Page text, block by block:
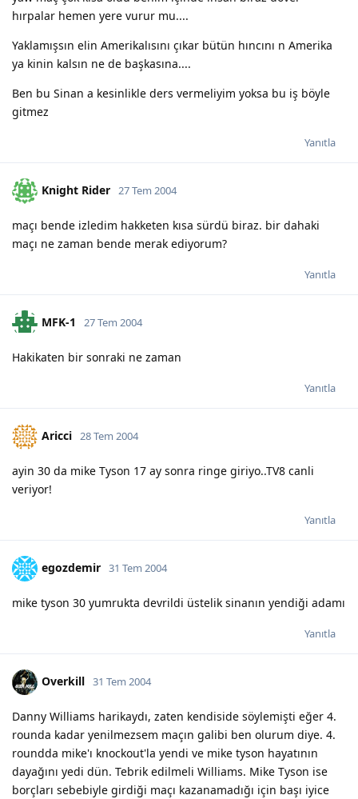
hırpalar hemen yere vurur mu....
Yaklamışsın elin Amerikalısını çıkar bütün hıncını n Amerika
ya kinin kalsın ne de başkasına....
Ben bu Sinan a kesinlikle ders vermeliyim yoksa bu iş böyle
gitmez
Yanıtla
Knight Rider 27 Tem 2004
maçı bende izledim hakketen kısa sürdü biraz. bir dahaki
maçı ne zaman bende merak ediyorum?
Yanıtla
MFK-1 27 Tem 2004
Hakikaten bir sonraki ne zaman
Yanıtla
Aricci 28 Tem 2004
ayin 30 da mike Tyson 17 ay sonra ringe giriyo..TV8 canli
veriyor!
Yanıtla
egozdemir 31 Tem 2004
mike tyson 30 yumrukta devrildi üstelik sinanın yendiği adamı
Yanıtla
Overkill 31 Tem 2004
Danny Williams harikaydı, zaten kendiside söylemişti eğer 4.
rounda kadar yenilmezsem maçın galibi ben olurum diye. 4.
roundda mike'ı knockout'la yendi ve mike tyson hayatının
dayağını yedi dün. Tebrik edilmeli Williams. Mike Tyson ise
borçları sebebiyle girdiği maçı kazanamadığı için başı iyice